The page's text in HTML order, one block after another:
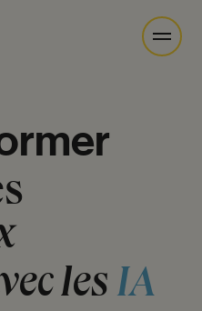
lesIA